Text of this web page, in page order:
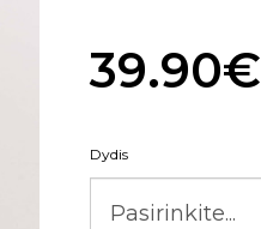
39.90€
Dydis